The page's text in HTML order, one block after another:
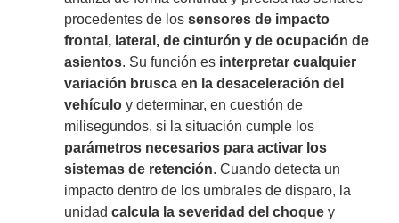
procedentes de lossensores de impacto
frontal, lateral, de cinturón y de ocupación de
asientos. Su función es interpretar cualquier
variación brusca en la desaceleración del
vehículo y determinar, en cuestión de
milisegundos, si la situación cumple los
parámetros necesarios para activar los
sistemas de retención. Cuando detecta un
impacto dentro de los umbrales de disparo, la
unidadcalcula la severidad del choque y